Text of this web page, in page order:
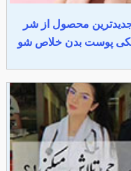
جدیدترین محصول از شر
پوست بدن خلاص شو